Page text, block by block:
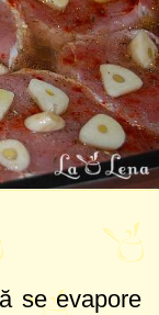
se evapore